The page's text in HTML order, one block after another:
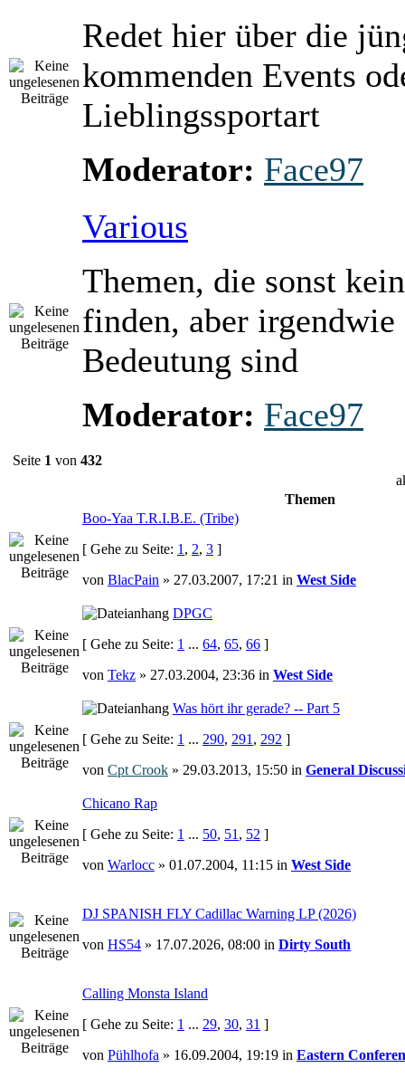
Redet hier über die
kommenden Events
Lieblingssportart
Moderator: Face97
Various
Themen, die sonst
finden, aber irgendwie
Bedeutung sind
Moderator: Face97
Seite 1 von 432
Themen
Boo-Yaa T.R.I.B.E. (Tribe)
[ Gehe zu Seite: 1 , 2, 3 ]
von BlacPain » 27.03.2007, 17:21 in West Side
DPGC
[ Gehe zu Seite: 1 ... 64, 65, 66 ]
von Tekz » 27.03.2004, 23:36 in West Side
Was hört ihr gerade? -- Part 5
[ Gehe zu Seite: 1 ... 290, 291 , 292 ]
von Cpt Crook » 29.03.2013, 15:50 in General
Chicano Rap
[ Gehe zu Seite: 1 ... 50, 51 , 52 ]
von Warlocc » 01.07.2004, 11:15 in West Side
DJ SPANISH FLY Cadillac Warning LP (2026)
von HS54 » 17.07.2026, 08:00 in Dirty South
Calling Monsta Island
[ Gehe zu Seite: 1 ... 29, 30, 31 ]
von Pühlhofa » 16.09.2004, 19:19 in Eastern